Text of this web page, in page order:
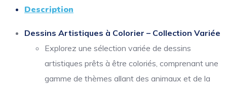
Description
Dessins Artistiques à Colorier – Collection Variée
Explorez une sélection variée de dessins
artistiques prêts à être coloriés, comprenant une
gamme de thèmes allant des animaux et de la